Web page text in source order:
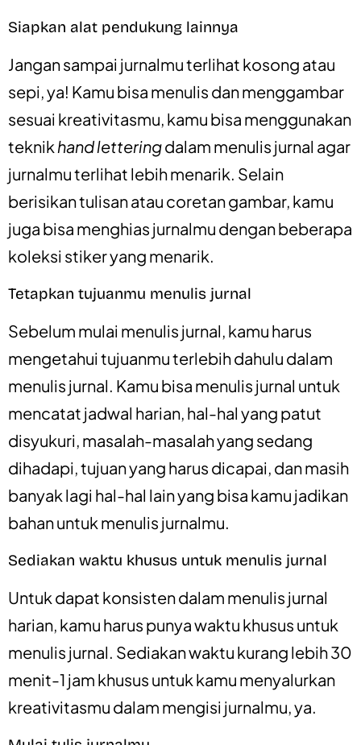
Siapkan alat pendukung lainnya
Jangan sampai jurnalmu terlihat kosong atau
sepi, ya! Kamu bisa menulis dan menggambar
sesuai kreativitasmu, kamu bisa menggunakan
teknik hand letteringdalam menulis jurnal agar
jurnalmu terlihat lebih menarik. Selain
berisikan tulisan atau coretan gambar, kamu
juga bisa menghias jurnalmu dengan beberapa
koleksi stiker yang menarik.
Tetapkan tujuanmu menulis jurnal
Sebelum mulai menulis jurnal, kamu harus
mengetahui tujuanmu terlebih dahulu dalam
menulis jurnal. Kamu bisa menulis jurnal untuk
mencatat jadwal harian, hal-hal yang patut
disyukuri, masalah-masalah yang sedang
dihadapi, tujuan yang harus dicapai, dan masih
banyak lagi hal-hal lain yang bisa kamu jadikan
bahan untuk menulis jurnalmu.
Sediakan waktu khusus untuk menulis jurnal
Untuk dapat konsisten dalam menulis jurnal
harian, kamu harus punya waktu khusus untuk
menulis jurnal. Sediakan waktu kurang lebih 30
menit-1 jam khusus untuk kamu menyalurkan
kreativitasmu dalam mengisi jurnalmu, ya.